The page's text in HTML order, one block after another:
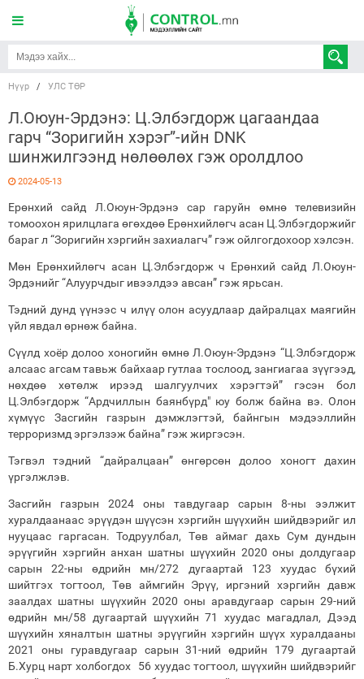
Нүүр / УЛС ТӨР
Л.Оюун-Эрдэнэ: Ц.Элбэгдорж цагаандаа
гарч “Зоригийн хэрэг”-ийн DNK
шинжилгээнд нөлөөлөх гэж оролдлоо
2024-05-13
Ерөнхий сайд Л.Оюун-Эрдэнэ сар гаруйн өмнө телевизийн
томоохон ярилцлага өгөхдөө Ерөнхийлөгч асан Ц.Элбэгдоржийг
бараг л “Зоригийн хэргийн захиалагч” гэж ойлгогдохоор хэлсэн.
Мөн Ерөнхийлөгч асан Ц.Элбэгдорж ч Ерөнхий сайд Л.Оюун-
Эрдэнийг “Алуурчдыг ивээлдээ авсан” гэж ярьсан.
Тэдний дунд үүнээс ч илүү олон асуудлаар дайралцах маягийн
үйл явдал өрнөж байна.
Сүүлд хоёр долоо хоногийн өмнө Л.Оюун-Эрдэнэ “Ц.Элбэгдорж
алсаас агсам тавьж байхаар гутлаа тослоод, зангиагаа зүүгээд,
нөхдөө хөтөлж ирээд шалгуулчих хэрэгтэй” гэсэн бол
Ц.Элбэгдорж “Ардчиллын баянбүрд" юу болж байна вэ. Олон
хүмүүс Засгийн газрын дэмжлэгтэй, байнгын мэдээллийн
терроризмд эргэлзэж байна” гэж жиргэсэн.
Тэгвэл тэдний “дайралцаан” өнгөрсөн долоо хоногт дахин
үргэлжлэв.
Засгийн газрын 2024 оны тавдугаар сарын 8-ны ээлжит
хуралдаанаас эрүүдэн шүүсэн хэргийн шүүхийн шийдвэрийг ил
нууцаас гаргасан. Тодруулбал, Төв аймаг дахь Сум дундын
эрүүгийн хэргийн анхан шатны шүүхийн 2020 оны долдугаар
сарын 22-ны өдрийн мн/272 дугаартай 123 хуудас бүхий
шийтгэх тогтоол, Төв аймгийн Эрүү, иргэний хэргийн давж
заалдах шатны шүүхийн 2020 оны аравдугаар сарын 29-ний
өдрийн мн/58 дугаартай шүүхийн 71 хуудас магадлал, Дээд
шүүхийн хяналтын шатны эрүүгийн хэргийн шүүх хуралдааны
2021 оны гуравдугаар сарын 31-ний өдрийн 179 дугаартай
Б.Хурц нарт холбогдох 56 хуудас тогтоол, шүүхийн шийдвэрийг